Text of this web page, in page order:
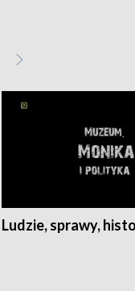
Ludzie, sprawy,